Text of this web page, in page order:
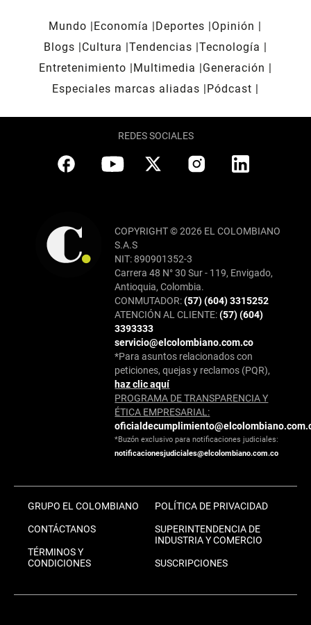
Mundo Economía Deportes
Opinión
Blogs
Cultura Tendencias Tecnología
Entretenimiento
Multimedia
Generación
Especiales marcas aliadas
Pódcast
REDES SOCIALES
COPYRIGHT © 2026 EL COLOMBIANO
S.A.S
NIT: 890901352-3
Carrera 48 N° 30 Sur - 119, Envigado,
Antioquia, Colombia.
CONMUTADOR:(57) (604) 3315252
ATENCIÓN AL CLIENTE:(57) (604)
3393333
servicio@elcolombiano.com.co
*Para asuntos relacionados con
peticiones, quejas y reclamos (PQR),
haz clic aquí
PROGRAMA DE TRANSPARENCIA Y
ÉTICA EMPRESARIAL:
*Buzón exclusivo para notificaciones judiciales:
notificacionesjudiciales@elcolombiano.com.co
GRUPO EL COLOMBIANO
CONTÁCTANOS
TÉRMINOS Y
CONDICIONES
POLÍTICA DE PRIVACIDAD
SUPERINTENDENCIA DE
INDUSTRIA Y COMERCIO
SUSCRIPCIONES